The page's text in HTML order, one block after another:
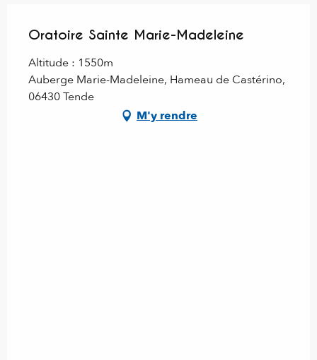
Oratoire Sainte Marie-Madeleine
Altitude : 1550m
Auberge Marie-Madeleine, Hameau de Castérino,
06430 Tende
M'y rendre